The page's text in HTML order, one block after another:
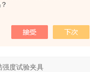
费上门服务，小件产品通过快
，以*的技术，优质的服务为